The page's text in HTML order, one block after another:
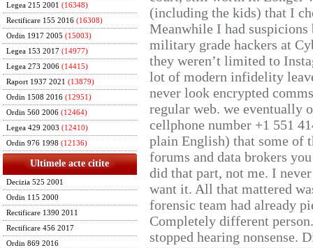
Legea 215 2001 (16348)
Rectificare 155 2016 (16308)
Ordin 1917 2005 (15003)
Legea 153 2017 (14977)
Legea 273 2006 (14415)
Raport 1937 2021 (13879)
Ordin 1508 2016 (12951)
Ordin 560 2006 (12464)
Legea 429 2003 (12410)
Ordin 976 1998 (12136)
Ultimele acte citite
Decizia 525 2001
Ordin 115 2000
Rectificare 1390 2011
Rectificare 456 2017
Ordin 869 2016
(including the kids) that I
Meanwhile I had
military grade hackers at
they weren’t limited to
lot of modern infidelity
never look encrypted
regular web. we eventually
cellphone number +1 551
plain English) that some of
forums and data brokers
did that part, not me. I
want it. All that mattered
forensic team had already
Completely different
stopped hearing nonsense.